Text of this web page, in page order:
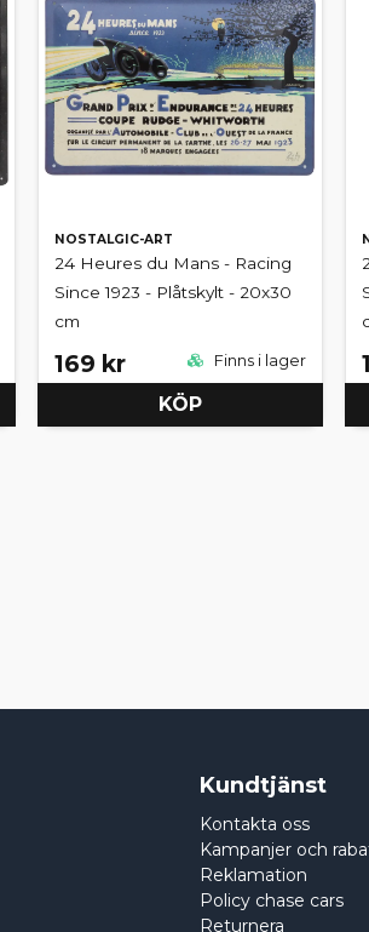
NOSTALGIC-ART
24 Heures du Mans - Racing
Since 1923 - Plåtskylt - 20x30
cm
169 kr Finns i lager
KÖP
Kundtjänst
Kontakta oss
Kampanjer och
Reklamation
Policy chase cars
Returnera